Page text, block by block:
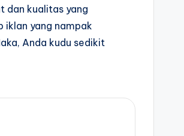
dan kualitas yang
iklan yang nampak
Anda kudu sedikit